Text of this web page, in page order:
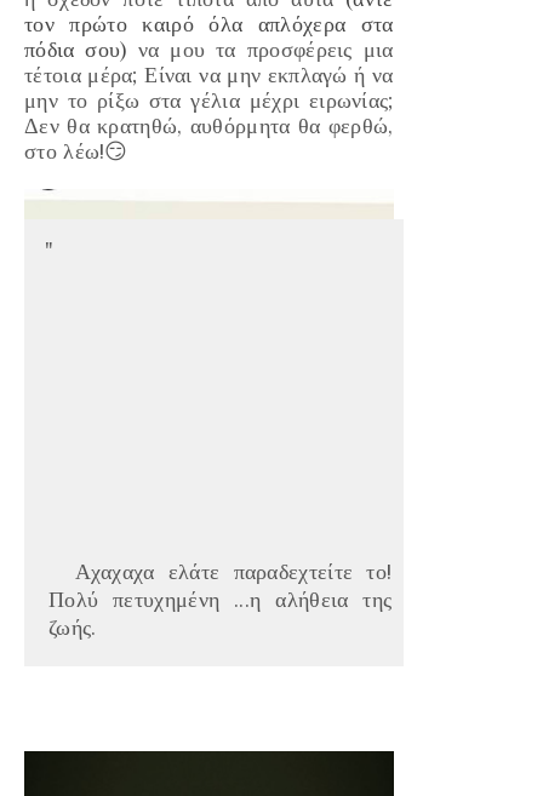
τον πρώτο καιρό όλα απλόχερα στα
πόδια σου) να μου τα προσφέρεις μια
τέτοια μέρα; Είναι να μην εκπλαγώ ή να
μην το ρίξω στα γέλια μέχρι ειρωνίας;
Δεν θα κρατηθώ, αυθόρμητα θα φερθώ,
στο λέω!😏
Αχαχαχα ελάτε παραδεχτείτε το!
Πολύ πετυχημένη ...η αλήθεια της
ζωής.